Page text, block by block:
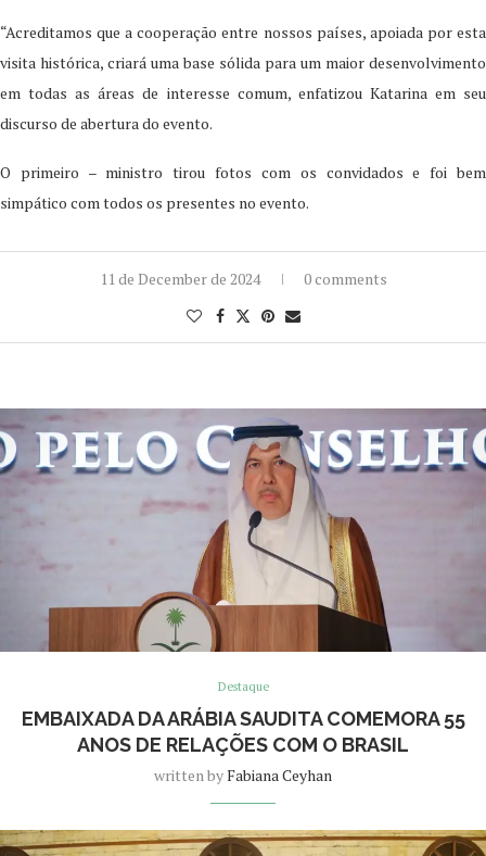
“Acreditamos que a cooperação entre nossos países, apoiada por esta
visita histórica, criará uma base sólida para um maior desenvolvimento
em todas as áreas de interesse comum, enfatizou Katarina em seu
discurso de abertura do evento.
O primeiro – ministro tirou fotos com os convidados e foi bem
simpático com todos os presentes no evento.
11 de December de 2024 0 comments
Destaque
EMBAIXADA DA ARÁBIA SAUDITA COMEMORA 55
ANOS DE RELAÇÕES COM O BRASIL
written byFabiana Ceyhan